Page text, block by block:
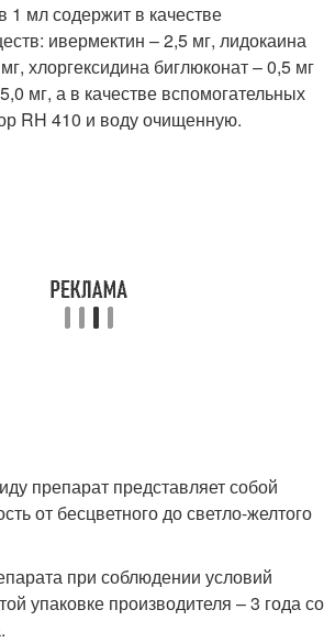
мл содержит в качестве
ивермектин – 2,5 мг, лидокаина
хлоргексидина биглюконат – 0,5 мг
мг, а в качестве вспомогательных
RH 410 и воду очищенную.
препарат представляет собой
от бесцветного до светло-желтого
при соблюдении условий
упаковке производителя – 3 года со